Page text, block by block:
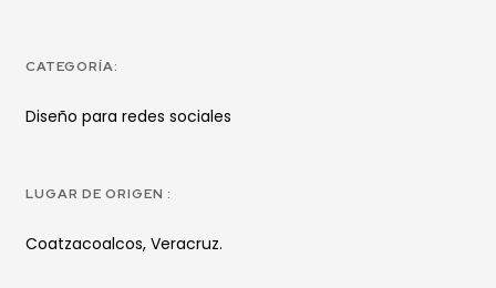
CATEGORÍA:
Diseño para redes sociales
LUGAR DE ORIGEN :
Coatzacoalcos, Veracruz.